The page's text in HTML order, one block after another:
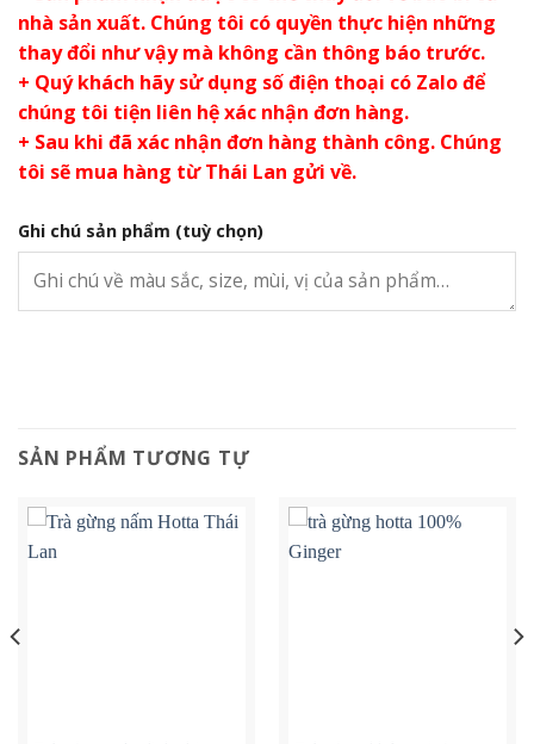
nhà sản xuất. Chúng tôi có quyền thực hiện những
thay đổi như vậy mà không cần thông báo trước.
+ Quý khách hãy sử dụng số điện thoại có Zalo để
chúng tôi tiện liên hệ xác nhận đơn hàng.
+ Sau khi đã xác nhận đơn hàng thành công. Chúng
tôi sẽ mua hàng từ Thái Lan gửi về.
Ghi chú sản phẩm (tuỳ chọn)
SẢN PHẨM TƯƠNG TỰ